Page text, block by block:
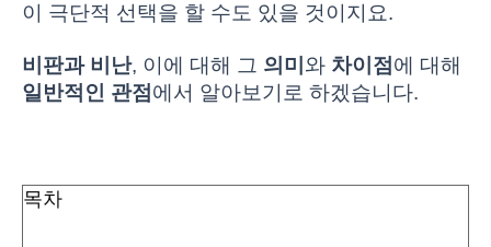
이 극단적 선택을 할 수도 있을 것이지요.
비판과 비난, 이에 대해 그 의미 와 차이점 에 대해
일반적인 관점 에서 알아보기로 하겠습니다.
목차